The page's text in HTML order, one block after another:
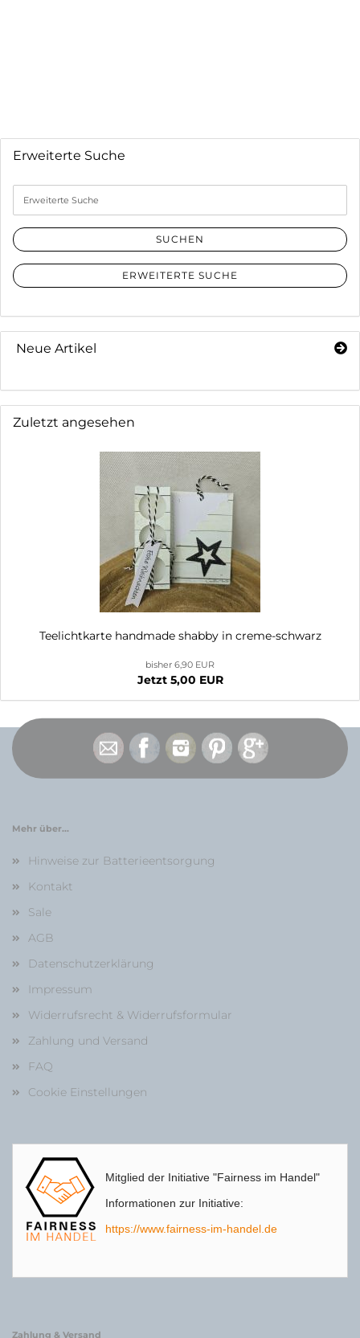
Erweiterte Suche
Suche
SUCHEN
ERWEITERTE SUCHE
Neue Artikel
Zuletzt angesehen
Teelichtkarte handmade shabby in creme-schwarz
bisher 6,90 EUR
Jetzt 5,00 EUR
Mehr über...
Hinweise zur Batterieentsorgung
Kontakt
Sale
AGB
Datenschutzerklärung
Impressum
Widerrufsrecht & Widerrufsformular
Zahlung und Versand
FAQ
Cookie Einstellungen
Mitglied der Initiative "Fairness im Handel"
Informationen zur Initiative:
https://www.fairness-im-handel.de
Zahlung & Versand